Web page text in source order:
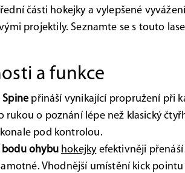
části hokejky a vylepšené
projektily. Seznamte se s touto
a funkce
Spine přináší vynikající propružení při
rukou o poznání lépe než klasický
pod kontrolou.
bodu ohybu hokejkyefektivněji
Vhodnější umístění kick